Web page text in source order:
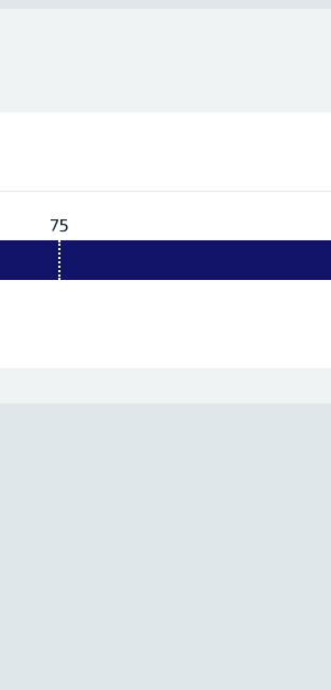
75